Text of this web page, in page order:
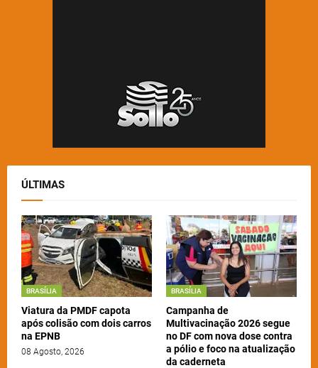
ÚLTIMAS
BRASÍLIA
Viatura da PMDF capota
após colisão com dois carros
na EPNB
08 Agosto, 2026
BRASÍLIA
Campanha de
Multivacinação 2026 segue
no DF com nova dose contra
a pólio e foco na atualização
da caderneta